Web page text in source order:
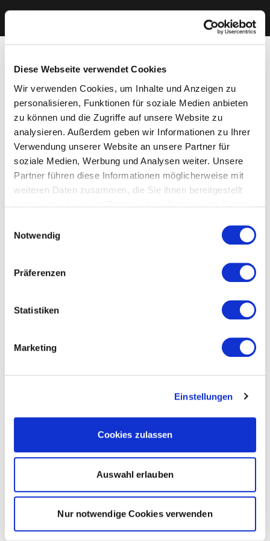
Diese Webseite verwendet Cookies
Wir verwenden Cookies, um Inhalte und Anzeigen zu
personalisieren, Funktionen für soziale Medien anbieten
zu können und die Zugriffe auf unsere Website zu
analysieren. Außerdem geben wir Informationen zu Ihrer
Verwendung unserer Website an unsere Partner für
soziale Medien, Werbung und Analysen weiter. Unsere
Partner führen diese Informationen möglicherweise mit
weiteren Daten zusammen, die Sie ihnen bereitgestellt
Cookies, wenn Sie unsere Webseite weiterhin nutzen.
Notwendig
Präferenzen
Statistiken
Marketing
Einstellungen
Cookies zulassen
Auswahl erlauben
Nur notwendige Cookies verwenden